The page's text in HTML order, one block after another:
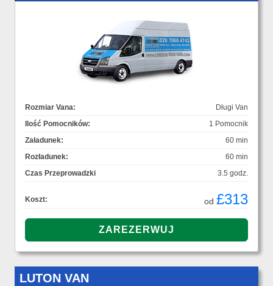
Rozmiar Vana:
Długi Van
Ilość Pomocników:
1 Pomocnik
Załadunek:
60 min
Rozładunek:
60 min
Czas Przeprowadzki
3.5 godz.
Koszt: od £313
LUTON VAN